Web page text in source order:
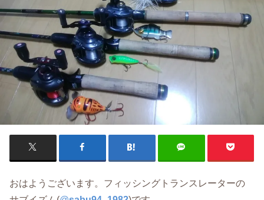
おはようございます。フィッシングトランスレーターの